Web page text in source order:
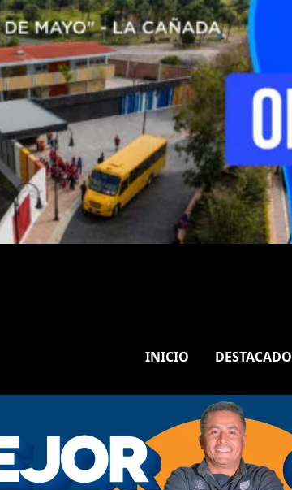
INICIO DESTACADO